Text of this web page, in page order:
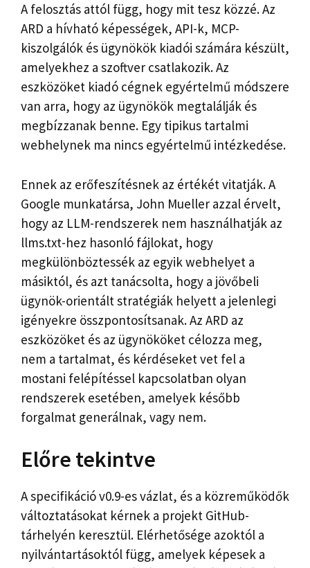
A felosztás attól függ, hogy mit tesz közzé. Az
ARD a hívható képességek, API-k, MCP-
kiszolgálók és ügynökök kiadói számára készült,
amelyekhez a szoftver csatlakozik. Az
eszközöket kiadó cégnek egyértelmű módszere
van arra, hogy az ügynökök megtalálják és
megbízzanak benne. Egy tipikus tartalmi
webhelynek ma nincs egyértelmű intézkedése.
Ennek az erőfeszítésnek az értékét vitatják. A
Google munkatársa, John Mueller azzal érvelt,
hogy az LLM-rendszerek nem használhatják az
llms.txt-hez hasonló fájlokat, hogy
megkülönböztessék az egyik webhelyet a
másiktól, és azt tanácsolta, hogy a jövőbeli
ügynök-orientált stratégiák helyett a jelenlegi
igényekre összpontosítsanak. Az ARD az
eszközöket és az ügynököket célozza meg,
nem a tartalmat, és kérdéseket vet fel a
mostani felépítéssel kapcsolatban olyan
rendszerek esetében, amelyek később
forgalmat generálnak, vagy nem.
Előre tekintve
A specifikáció v0.9-es vázlat, és a közreműködők
változtatásokat kérnek a projekt GitHub-
tárhelyén keresztül. Elérhetősége azoktól a
nyilvántartásoktól függ, amelyek képesek a